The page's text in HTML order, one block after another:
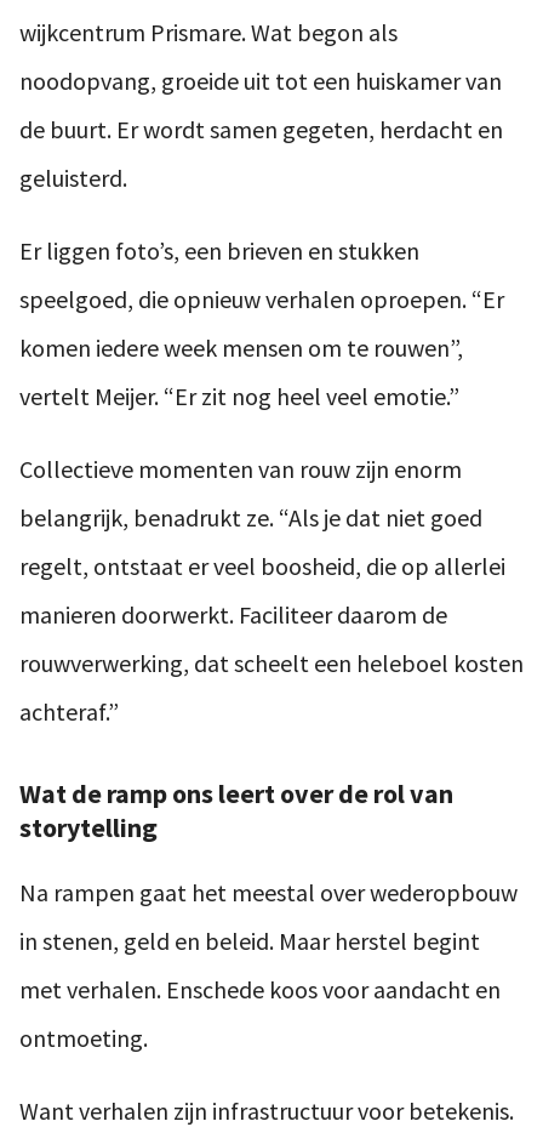
wijkcentrum Prismare. Wat begon als
noodopvang, groeide uit tot een huiskamer van
de buurt. Er wordt samen gegeten, herdacht en
geluisterd.
Er liggen foto’s, een brieven en stukken
speelgoed, die opnieuw verhalen oproepen. “Er
komen iedere week mensen om te rouwen”,
vertelt Meijer. “Er zit nog heel veel emotie.”
Collectieve momenten van rouw zijn enorm
belangrijk, benadrukt ze. “Als je dat niet goed
regelt, ontstaat er veel boosheid, die op allerlei
manieren doorwerkt. Faciliteer daarom de
rouwverwerking, dat scheelt een heleboel kosten
achteraf.”
Wat de ramp ons leert over de rol van
storytelling
Na rampen gaat het meestal over wederopbouw
in stenen, geld en beleid. Maar herstel begint
met verhalen. Enschede koos voor aandacht en
ontmoeting.
Want verhalen zijn infrastructuur voor betekenis.